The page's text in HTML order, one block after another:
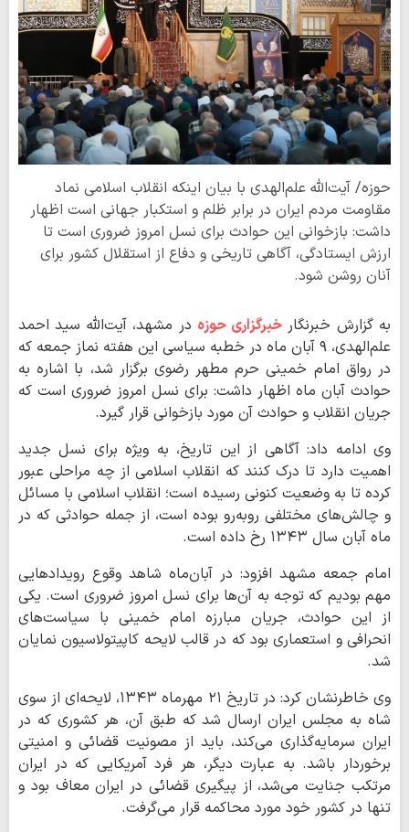
حوزه/ آیت‌الله علم‌الهدی با بیان اینکه انقلاب اسلامی نماد
مقاومت مردم ایران در برابر ظلم و استکبار جهانی است اظهار
داشت: بازخوانی این حوادث برای نسل امروز ضروری است تا
ارزش ایستادگی، آگاهی تاریخی و دفاع از استقلال کشور برای
آنان روشن شود.
به گزارش خبرنگارخبرگزاری حوزه در مشهد، آیت‌الله سید احمد
علم‌الهدی، ۹ آبان ماه در خطبه سیاسی این هفته نماز جمعه که
در رواق امام خمینی حرم مطهر رضوی برگزار شد، با اشاره به
حوادث آبان ماه اظهار داشت: برای نسل امروز ضروری است که
جریان انقلاب و حوادث آن مورد بازخوانی قرار گیرد.
وی ادامه داد: آگاهی از این تاریخ، به ویژه برای نسل جدید
اهمیت دارد تا درک کنند که انقلاب اسلامی از چه مراحلی عبور
کرده تا به وضعیت کنونی رسیده است؛ انقلاب اسلامی با مسائل
و چالش‌های مختلفی روبه‌رو بوده است، از جمله حوادثی که در
ماه آبان سال ۱۳۴۳ رخ داده است.
امام جمعه مشهد افزود: در آبان‌ماه شاهد وقوع رویدادهایی
مهم بودیم که توجه به آن‌ها برای نسل امروز ضروری است. یکی
از این حوادث، جریان مبارزه امام خمینی با سیاست‌های
انحرافی و استعماری بود که در قالب لایحه کاپیتولاسیون نمایان
شد.
وی خاطرنشان کرد: در تاریخ ۲۱ مهرماه ۱۳۴۳، لایحه‌ای از سوی
شاه به مجلس ایران ارسال شد که طبق آن، هر کشوری که در
ایران سرمایه‌گذاری می‌کند، باید از مصونیت قضائی و امنیتی
برخوردار باشد. به عبارت دیگر، هر فرد آمریکایی که در ایران
مرتکب جنایت می‌شد، از پیگیری قضائی در ایران معاف بود و
تنها در کشور خود مورد محاکمه قرار می‌گرفت.